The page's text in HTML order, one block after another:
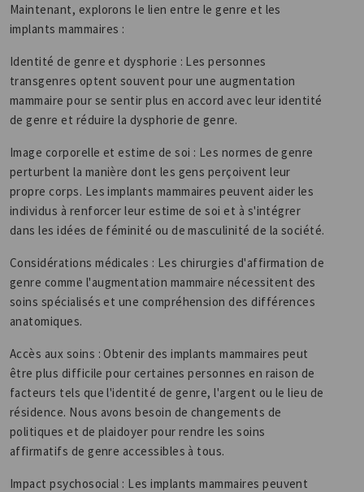
Maintenant, explorons le lien entre le genre et les
implants mammaires :
Identité de genre et dysphorie : Les personnes
transgenres optent souvent pour une augmentation
mammaire pour se sentir plus en accord avec leur identité
de genre et réduire la dysphorie de genre.
Image corporelle et estime de soi : Les normes de genre
perturbent la manière dont les gens perçoivent leur
propre corps. Les implants mammaires peuvent aider les
individus à renforcer leur estime de soi et à s'intégrer
dans les idées de féminité ou de masculinité de la société.
Considérations médicales : Les chirurgies d'affirmation de
genre comme l'augmentation mammaire nécessitent des
soins spécialisés et une compréhension des différences
anatomiques.
Accès aux soins : Obtenir des implants mammaires peut
être plus difficile pour certaines personnes en raison de
facteurs tels que l'identité de genre, l'argent ou le lieu de
résidence. Nous avons besoin de changements de
politiques et de plaidoyer pour rendre les soins
affirmatifs de genre accessibles à tous.
Impact psychosocial : Les implants mammaires peuvent